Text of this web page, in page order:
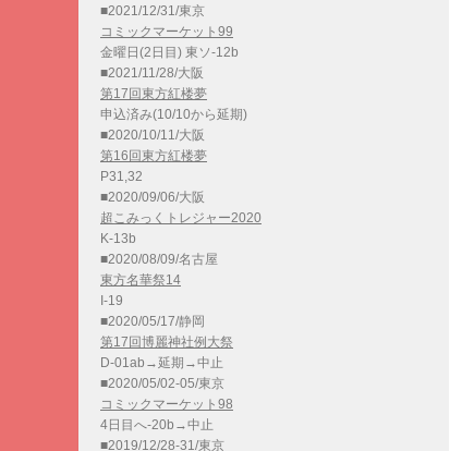
■2021/12/31/東京
コミックマーケット99
金曜日(2日目) 東ソ-12b
■2021/11/28/大阪
第17回東方紅楼夢
申込済み(10/10から延期)
■2020/10/11/大阪
第16回東方紅楼夢
P31,32
■2020/09/06/大阪
超こみっくトレジャー2020
K-13b
■2020/08/09/名古屋
東方名華祭14
I-19
■2020/05/17/静岡
第17回博麗神社例大祭
D-01ab→延期→中止
■2020/05/02-05/東京
コミックマーケット98
4日目へ-20b→中止
■2019/12/28-31/東京